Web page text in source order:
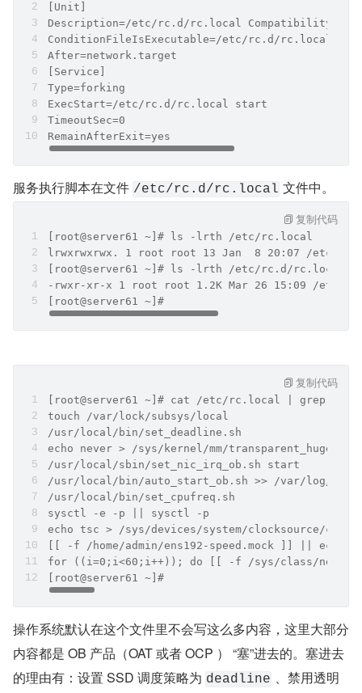
[Unit]
Description=/etc/rc.d/rc.local Compatibility
ConditionFileIsExecutable=/etc/rc.d/rc.local
After=network.target
[Service]
Type=forking
ExecStart=/etc/rc.d/rc.local start
TimeoutSec=0
RemainAfterExit=yes
服务执行脚本在文件 /etc/rc.d/rc.local 文件中。
[root@server61 ~]# ls -lrth /etc/rc.local
lrwxrwxrwx. 1 root root 13 Jan  8 20:07 /etc/
[root@server61 ~]# ls -lrth /etc/rc.d/rc.local
-rwxr-xr-x 1 root root 1.2K Mar 26 15:09 /etc/
[root@server61 ~]#
复制代码
[root@server61 ~]# cat /etc/rc.local | grep .
touch /var/lock/subsys/local
/usr/local/bin/set_deadline.sh
echo never > /sys/kernel/mm/
/usr/local/sbin/set_nic_irq_ob.sh start
/usr/local/bin/auto_start_ob.sh >> /var/log/
/usr/local/bin/set_cpufreq.sh
sysctl -e -p || sysctl -p
echo tsc > /sys/devices/system/clocksource/
[[ -f /home/admin/ens192-speed.mock ]] || echo
for ((i=0;i<60;i++)); do [[ -f /sys/class/net/
[root@server61 ~]#
复制代码
操作系统默认在这个文件里不会写这么多内容，这里大部分
内容都是 OB 产品（OAT 或者 OCP ） “塞”进去的。塞进去
的理由有：设置 SSD 调度策略为 deadline 、禁用透明